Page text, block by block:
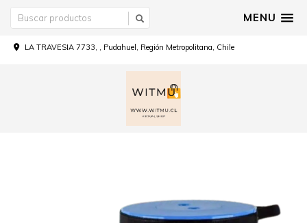
MENU
LA TRAVESIA 7733, , Pudahuel, Región Metropolitana, Chile